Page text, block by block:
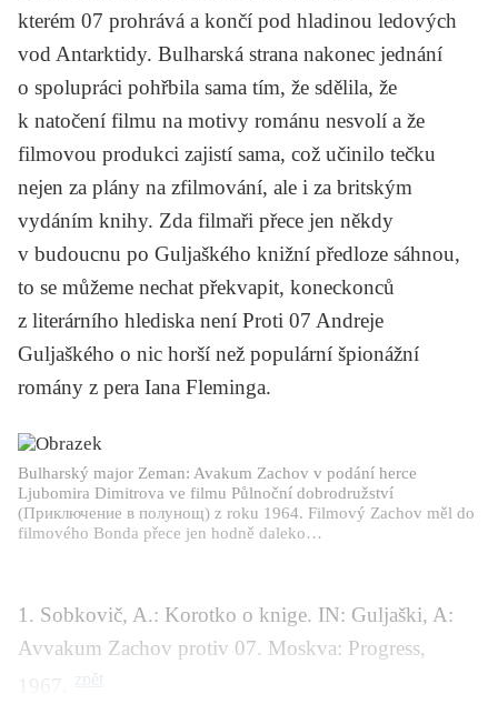
kterém 07 prohrává a končí pod hladinou ledových
vod Antarktidy. Bulharská strana nakonec jednání
o spolupráci pohřbila sama tím, že sdělila, že
k natočení filmu na motivy románu nesvolí a že
filmovou produkci zajistí sama, což učinilo tečku
nejen za plány na zfilmování, ale i za britským
vydáním knihy. Zda filmaři přece jen někdy
v budoucnu po Guljaškého knižní předloze sáhnou,
to se můžeme nechat překvapit, koneckonců
z literárního hlediska není Proti 07 Andreje
Guljaškého o nic horší než populární špionážní
romány z pera Iana Fleminga.
Bulharský major Zeman: Avakum Zachov v podání herce
Ljubomira Dimitrova ve filmu Půlnoční dobrodružství
(Приключение в полунощ) z roku 1964. Filmový Zachov měl do
filmového Bonda přece jen hodně daleko…
1. Sobkovič, A.: Korotko o knige. IN: Guljaški, A:
Avvakum Zachov protiv 07. Moskva: Progress,
zpět